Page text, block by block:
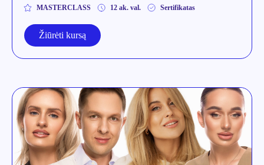
MASTERCLASS 12 ak. val. Sertifikatas
Žiūrėti kursą